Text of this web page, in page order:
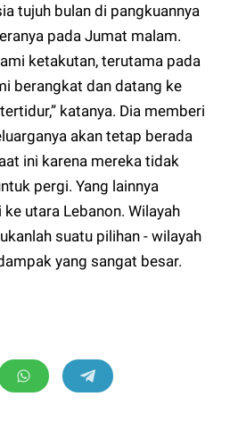
tujuh bulan di pangkuannya
pada Jumat malam.
ketakutan, terutama pada
berangkat dan datang ke
katanya. Dia memberi
akan tetap berada
ini karena mereka tidak
pergi. Yang lainnya
utara Lebanon. Wilayah
suatu pilihan - wilayah
yang sangat besar.